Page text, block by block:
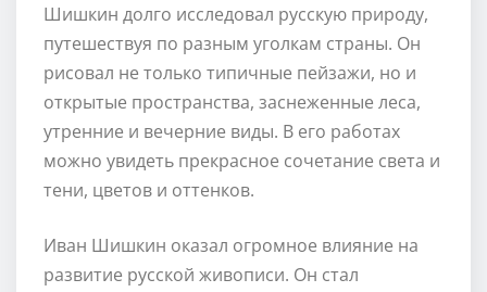
Шишкин долго исследовал русскую природу,
путешествуя по разным уголкам страны. Он
рисовал не только типичные пейзажи, но и
открытые пространства, заснеженные леса,
утренние и вечерние виды. В его работах
можно увидеть прекрасное сочетание света и
тени, цветов и оттенков.
Иван Шишкин оказал огромное влияние на
развитие русской живописи. Он стал